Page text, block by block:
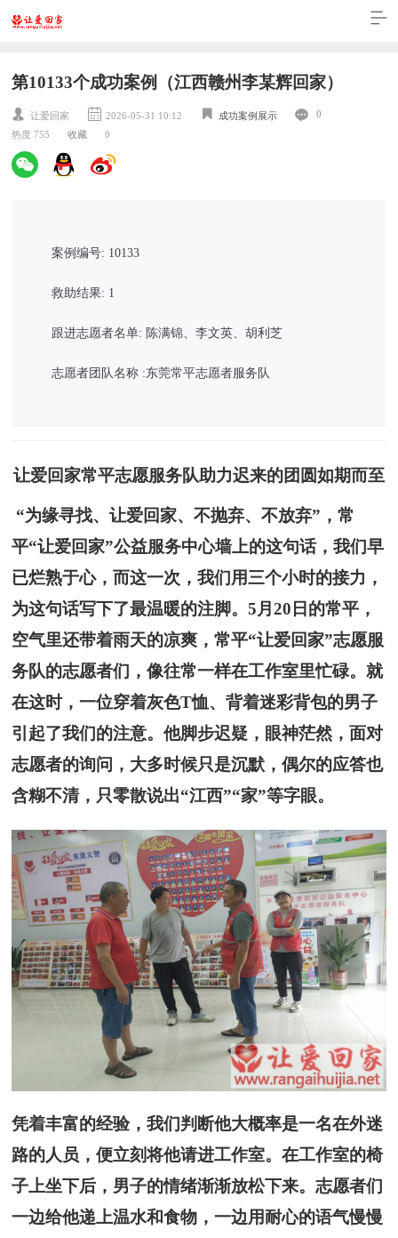
第10133个成功案例（江西赣州李某辉回家）
让爱回家 2026-05-31 10:12 成功案例展示
0
热度 755
收藏 0
案例编号: 10133
救助结果: 1
跟进志愿者名单: 陈满锦、李文英、胡利芝
志愿者团队名称 :东莞常平志愿者服务队
让爱回家常平志愿服务队助力迟来的团圆如期而至
“为缘寻找、让爱回家、不抛弃、不放弃”，常
平“让爱回家”公益服务中心墙上的这句话，我们早
已烂熟于心，而这一次，我们用三个小时的接力，
为这句话写下了最温暖的注脚。5月20日的常平，
空气里还带着雨天的凉爽，常平“让爱回家”志愿服
务队的志愿者们，像往常一样在工作室里忙碌。就
在这时，一位穿着灰色T恤、背着迷彩背包的男子
引起了我们的注意。他脚步迟疑，眼神茫然，面对
志愿者的询问，大多时候只是沉默，偶尔的应答也
含糊不清，只零散说出“江西”“家”等字眼。
凭着丰富的经验，我们判断他大概率是一名在外迷
路的人员，便立刻将他请进工作室。在工作室的椅
子上坐下后，男子的情绪渐渐放松下来。志愿者们
一边给他递上温水和食物，一边用耐心的语气慢慢